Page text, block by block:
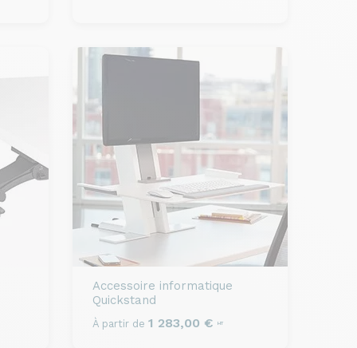
Accessoire informatique
Quickstand
À partir de 1 283,00 € HT